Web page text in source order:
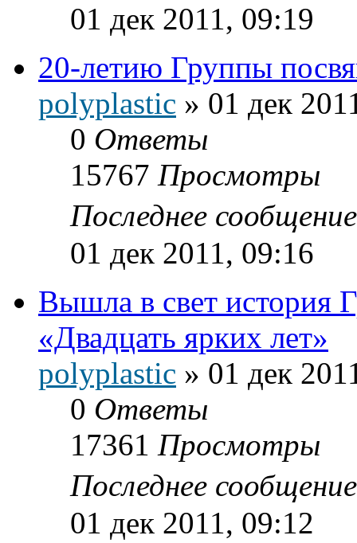
01 дек 2011, 09:19
20-летию Группы
polyplastic » 01 дек
0 Ответы
15767 Просмотры
Последнее
01 дек 2011, 09:16
Вышла в свет
«Двадцать ярких лет»
polyplastic » 01 дек
0 Ответы
17361 Просмотры
Последнее
01 дек 2011, 09:12